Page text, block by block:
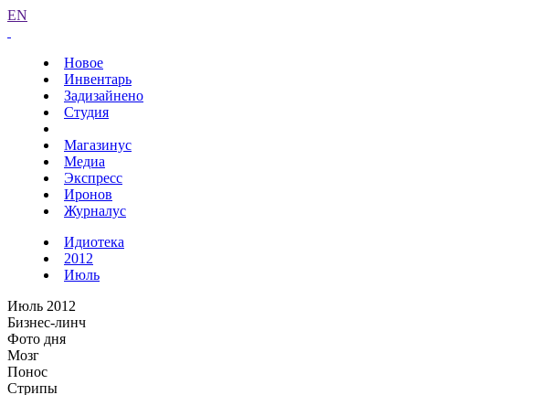
EN
Новое
Инвентарь
Задизайнено
Студия
Магазинус
Медиа
Экспресс
Иронов
Журналус
Идиотека
2012
Июль
Июль 2012
Бизнес-линч
Фото дня
Мозг
Понос
Стрипы